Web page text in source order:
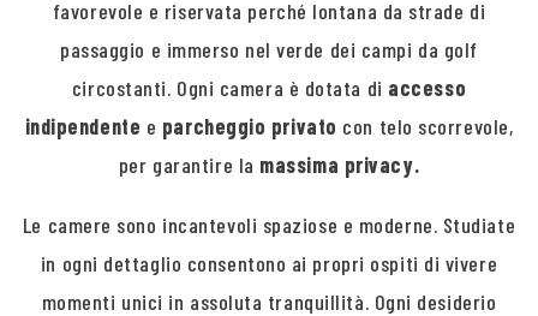
favorevole e riservata perché lontana da strade di
passaggio e immerso nel verde dei campi da golf
circostanti. Ogni camera è dotata di accesso
indipendente e parcheggio privato con telo scorrevole,
per garantire la massima privacy.
Le camere sono incantevoli spaziose e moderne. Studiate
in ogni dettaglio consentono ai propri ospiti di vivere
momenti unici in assoluta tranquillità. Ogni desiderio